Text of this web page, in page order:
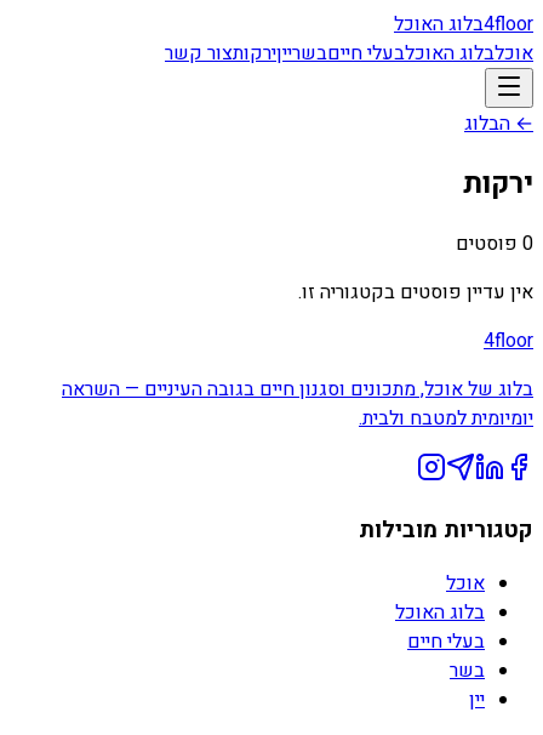
4floor בלוג האוכל
אוכלבלוג האוכלבעלי חייםבשרייןירקותצור קשר
← הבלוג
ירקות
0 פוסטים
אין עדיין פוסטים בקטגוריה זו.
4floor
בלוג של אוכל, מתכונים וסגנון חיים בגובה העיניים — השראה
יומיומית למטבח ולבית.
קטגוריות מובילות
אוכל
בלוג האוכל
בעלי חיים
בשר
יין